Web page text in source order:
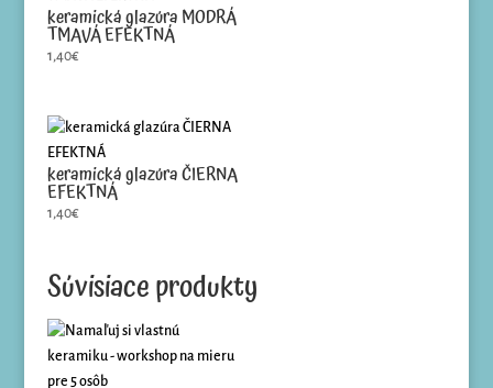
keramická glazúra MODRÁ
TMAVÁ EFEKTNÁ
1,40€
keramická glazúra ČIERNA
EFEKTNÁ
1,40€
Súvisiace produkty